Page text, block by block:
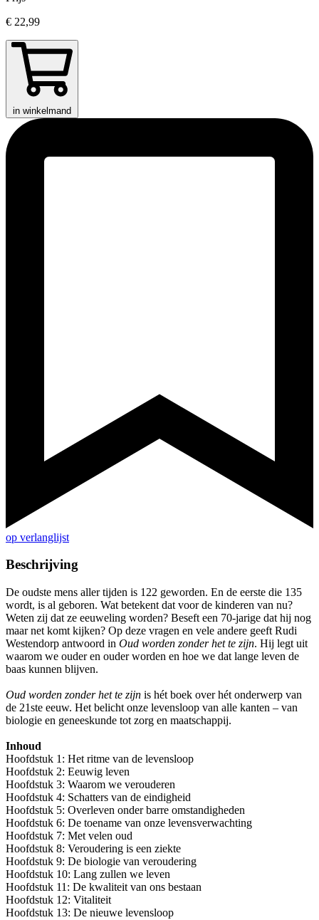
€ 22,99
in winkelmand
op verlanglijst
Beschrijving
De oudste mens aller tijden is 122 geworden. En de eerste die 135
wordt, is al geboren. Wat betekent dat voor de kinderen van nu?
Weten zij dat ze eeuweling worden? Beseft een 70-jarige dat hij nog
maar net komt kijken? Op deze vragen en vele andere geeft Rudi
Westendorp antwoord in Oud worden zonder het te zijn. Hij legt uit
waarom we ouder en ouder worden en hoe we dat lange leven de
baas kunnen blijven.
Oud worden zonder het te zijn is hét boek over hét onderwerp van
de 21ste eeuw. Het belicht onze levensloop van alle kanten – van
biologie en geneeskunde tot zorg en maatschappij.
Inhoud
Hoofdstuk 1: Het ritme van de levensloop
Hoofdstuk 2: Eeuwig leven
Hoofdstuk 3: Waarom we verouderen
Hoofdstuk 4: Schatters van de eindigheid
Hoofdstuk 5: Overleven onder barre omstandigheden
Hoofdstuk 6: De toename van onze levensverwachting
Hoofdstuk 7: Met velen oud
Hoofdstuk 8: Veroudering is een ziekte
Hoofdstuk 9: De biologie van veroudering
Hoofdstuk 10: Lang zullen we leven
Hoofdstuk 11: De kwaliteit van ons bestaan
Hoofdstuk 12: Vitaliteit
Hoofdstuk 13: De nieuwe levensloop